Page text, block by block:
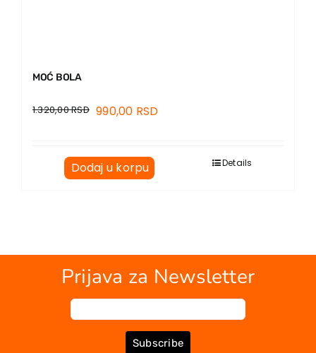
MOĆ BOLA
1.320,00RSD 990,00 RSD
Dodaj u korpu Details
Prijava za Newsletter
Subscribe